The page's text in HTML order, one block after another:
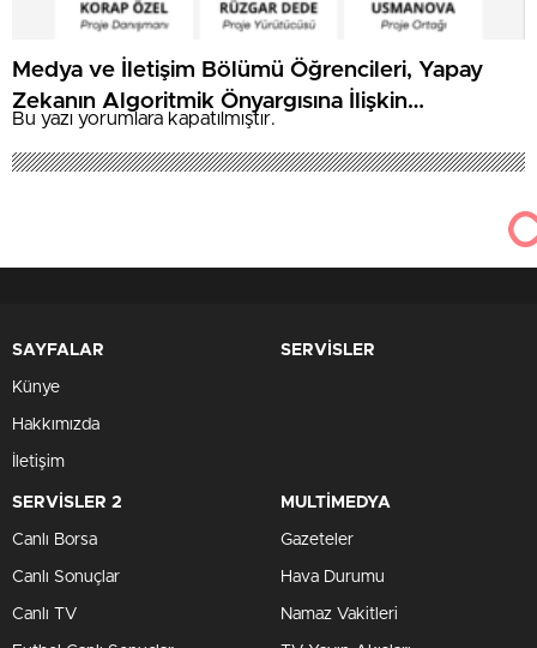
Medya ve İletişim Bölümü Öğrencileri, Yapay
Zekanın Algoritmik Önyargısına İlişkin
Farkındalık Düzeylerini Araştıracak
Bu yazı yorumlara kapatılmıştır.
SAYFALAR
Künye
Hakkımızda
İletişim
SERVİSLER
SERVİSLER 2
Canlı Borsa
Canlı Sonuçlar
Canlı TV
MULTİMEDYA
Gazeteler
Hava Durumu
Namaz Vakitleri